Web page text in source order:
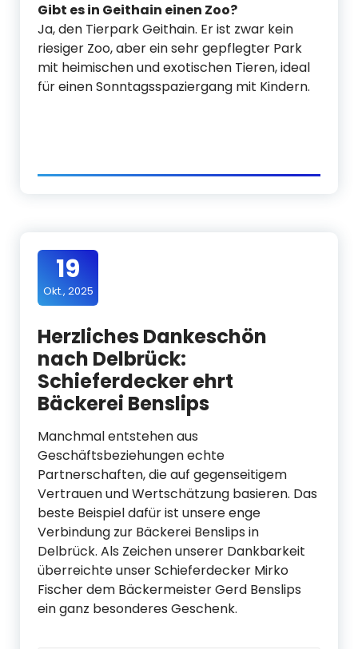
Gibt es in Geithain einen Zoo?
Ja, den Tierpark Geithain. Er ist zwar kein
riesiger Zoo, aber ein sehr gepflegter Park
mit heimischen und exotischen Tieren, ideal
für einen Sonntagsspaziergang mit Kindern.
19
Okt., 2025
Herzliches Dankeschön
nach Delbrück:
Schieferdecker ehrt
Bäckerei Benslips
Manchmal entstehen aus
Geschäftsbeziehungen echte
Partnerschaften, die auf gegenseitigem
Vertrauen und Wertschätzung basieren. Das
beste Beispiel dafür ist unsere enge
Verbindung zur Bäckerei Benslips in
Delbrück. Als Zeichen unserer Dankbarkeit
überreichte unser Schieferdecker Mirko
Fischer dem Bäckermeister Gerd Benslips
ein ganz besonderes Geschenk.